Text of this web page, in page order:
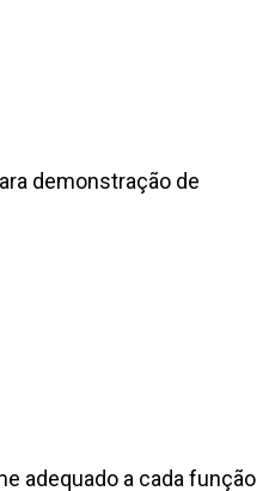
demonstração de
adequado a cada função